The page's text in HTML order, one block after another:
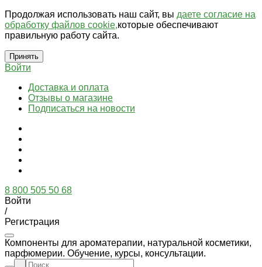
Продолжая использовать наш сайт, вы даете согласие на
обработку файлов cookie,которые обеспечивают
правильную работу сайта.
Принять
Войти
Доставка и оплата
Отзывы о магазине
Подписаться на новости
8 800 505 50 68
Войти
/
Регистрация
Компоненты для ароматерапии, натуральной косметики,
парфюмерии. Обучение, курсы, консультации.